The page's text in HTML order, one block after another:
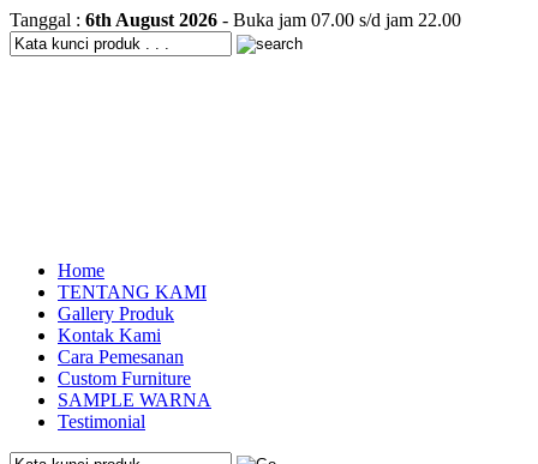
Tanggal : 6th August 2026 - Buka jam 07.00 s/d jam 22.00
Home
TENTANG KAMI
Gallery Produk
Kontak Kami
Cara Pemesanan
Custom Furniture
SAMPLE WARNA
Testimonial